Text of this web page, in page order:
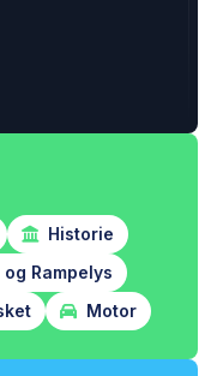
Historie
Rampelys
Motor